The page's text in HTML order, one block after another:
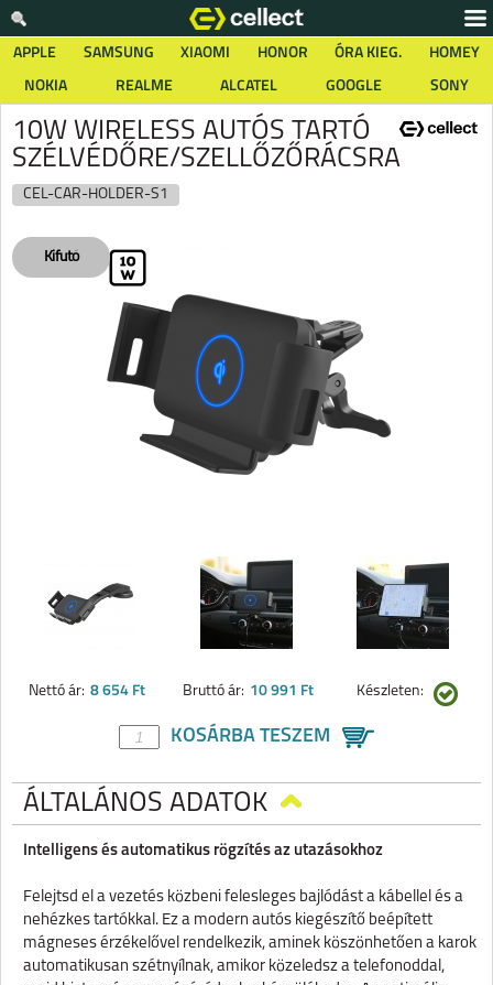
APPLE SAMSUNG XIAOMI HONOR ÓRA KIEG.
HOMEY
NOKIA
REALME ALCATEL GOOGLE SONY
10W WIRELESS AUTÓS TARTÓ
SZÉLVÉDŐRE/SZELLŐZŐRÁCSRA
CEL-CAR-HOLDER-S1
Nettó ár: 8 654 Ft Bruttó ár: 10 991 Ft Készleten:
KOSÁRBA TESZEM
ÁLTALÁNOS ADATOK
Intelligens és automatikus rögzítés az utazásokhoz
Felejtsd el a vezetés közbeni felesleges bajlódást a kábellel és a
nehézkes tartókkal. Ez a modern autós kiegészítő beépített
mágneses érzékelővel rendelkezik, aminek köszönhetően a karok
automatikusan szétnyílnak, amikor közeledsz a telefonoddal,